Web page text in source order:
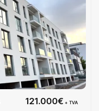
121.000€ + TVA